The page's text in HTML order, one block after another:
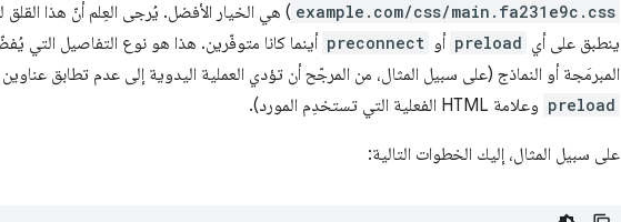
example.com/css/main.fa231e9c.css ) هي الخيار الأفضل. يُرجى العِلم أنّ هذا القلق
ينطبق على أي preload أو preconnect أينما كانا متوفّرين. هذا هو نوع التفاصيل التي
المبرمَجة أو النماذج (على سبيل المثال، من المرجّح أن تؤدي العملية اليدوية إلى عدم تطابق عناوين URL الخاصة بالإصدار أو التجزئة بين
preload وعلامة HTML الفعلية التي تستخدِم المورد).
على سبيل المثال، إليك الخطوات التالية: